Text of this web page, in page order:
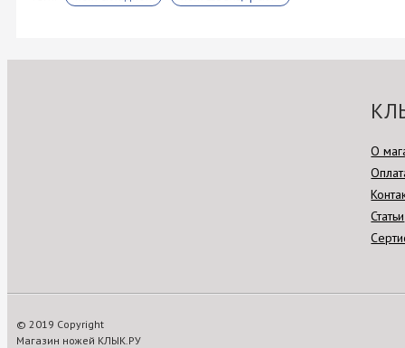
О
Статьи
© 2019 Copyright
Магазин ножей КЛЫК.РУ